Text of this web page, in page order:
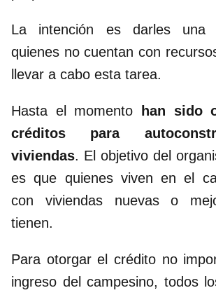
La intención es darles una
quienes no cuentan con
llevar a cabo esta tarea.
Hasta el momento
han sido
créditos
para
viviendas. El objetivo del
es que quienes viven en el
con viviendas nuevas o
tienen.
Para otorgar el crédito no
ingreso del campesino, todos